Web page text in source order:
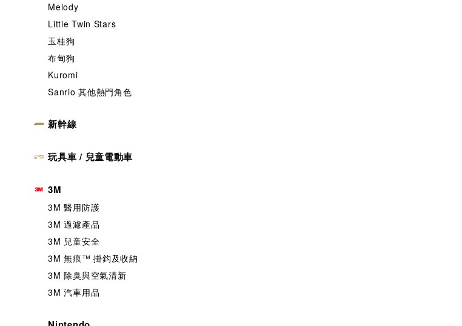
Melody
Little Twin Stars
玉桂狗
布甸狗
Kuromi
Sanrio 其他熱門角色
新幹線
玩具車 / 兒童電動車
3M
3M 醫用防護
3M 過濾產品
3M 兒童安全
3M 無痕™️ 掛鈎及收納
3M 除臭與空氣清新
3M 汽車用品